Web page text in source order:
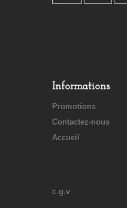
Informations
Promotions
Contactez-nous
Accueil
c.g.v